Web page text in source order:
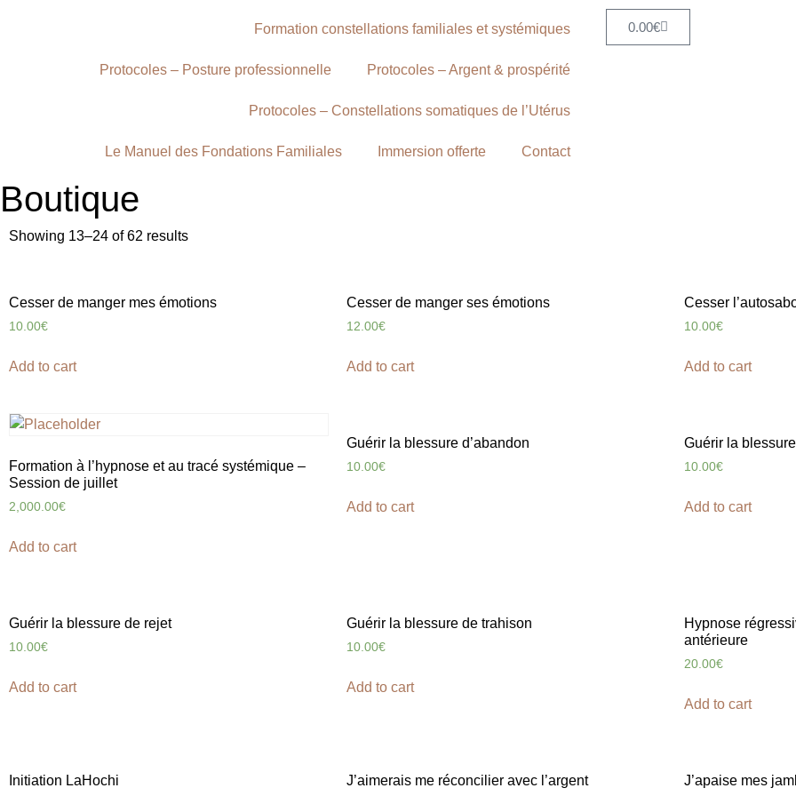
Formation constellations familiales et systémiques
Protocoles – Posture professionnelle Protocoles – Argent & prospérité
Protocoles – Constellations somatiques de l’Utérus
Le Manuel des Fondations Familiales Immersion offerte Contact
0.00€
Boutique
Showing 13–24 of 62 results
Cesser de manger mes émotions
10.00€
Add to cart
Cesser de manger ses émotions
12.00€
Add to cart
Cesser
10.00€
Add to cart
Formation à l’hypnose et au tracé systémique –
Session de juillet
2,000.00€
Add to cart
Guérir la blessure d’abandon
10.00€
Add to cart
Guérir la
10.00€
Add to cart
Guérir la blessure de rejet
10.00€
Add to cart
Guérir la blessure de trahison
10.00€
Add to cart
Hypnose
antérieure
20.00€
Add to cart
Initiation LaHochi J’aimerais me réconcilier avec l’argent J’apaise mes